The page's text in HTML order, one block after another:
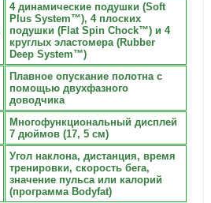
4 динамические подушки (Soft
Plus System™), 4 плоских
подушки (Flat Spin Chock™) и 4
круглых эластомера (Rubber
Deep System™)
Плавное опускание полотна с
помощью двухфазного
доводчика
Многофункциональный дисплей
7 дюймов (17, 5 см)
Угол наклона, дистанция, время
тренировки, скорость бега,
значение пульса или калорий
(программа Bodyfat)